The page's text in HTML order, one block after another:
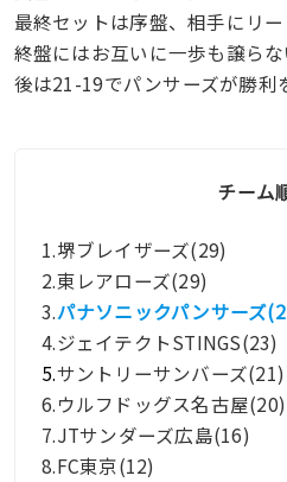
最終セットは序盤、相手にリー
終盤にはお互いに一歩も譲ら
後は21-19でパンサーズが勝利
チーム
1.堺ブレイザーズ(29)
2.東レアローズ(29)
3.パナソニックパンサーズ
4.ジェイテクトSTINGS(23)
5.サントリーサンバーズ(21)
6.ウルフドッグス名古屋(20)
7.JTサンダーズ広島(16)
8.FC東京(12)